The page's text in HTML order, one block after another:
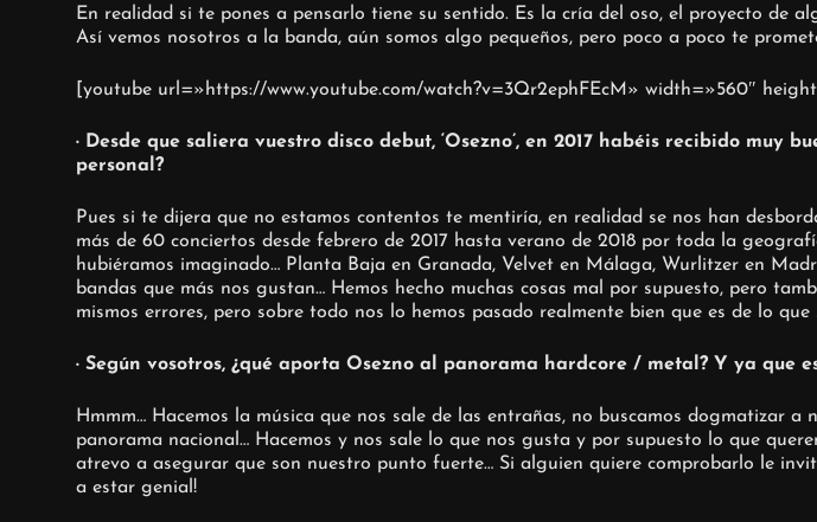
En realidad si te pones a pensarlo tiene su sentido. Es la cría del oso, el proyecto de
Así vemos nosotros a la banda, aún somos algo pequeños, pero poco a poco te
[youtube url=»https://www.youtube.com/watch?v=3Qr2ephFEcM» width=»560″
· Desde que saliera vuestro disco debut, ‘Osezno’, en 2017 habéis recibido
personal?
Pues si te dijera que no estamos contentos te mentiría, en realidad se nos han
más de 60 conciertos desde febrero de 2017 hasta verano de 2018 por toda la
hubiéramos imaginado… Planta Baja en Granada, Velvet en Málaga, Wurlitzer en
bandas que más nos gustan… Hemos hecho muchas cosas mal por supuesto, pero
mismos errores, pero sobre todo nos lo hemos pasado realmente bien que es de lo
· Según vosotros, ¿qué aporta Osezno al panorama hardcore / metal? Y ya que
Hmmm… Hacemos la música que nos sale de las entrañas, no buscamos dogmatizar
panorama nacional… Hacemos y nos sale lo que nos gusta y por supuesto lo que
atrevo a asegurar que son nuestro punto fuerte… Si alguien quiere comprobarlo le
a estar genial!